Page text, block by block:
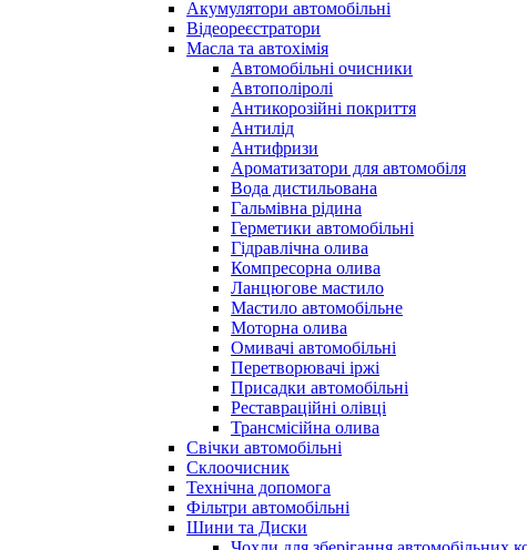
Акумулятори автомобільні
Відеореєстратори
Масла та автохімія
Автомобільні очисники
Автополіролі
Антикорозійні покриття
Антилід
Антифризи
Ароматизатори для автомобіля
Вода дистильована
Гальмівна рідина
Герметики автомобільні
Гідравлічна олива
Компресорна олива
Ланцюгове мастило
Мастило автомобільне
Моторна олива
Омивачі автомобільні
Перетворювачі іржі
Присадки автомобільні
Реставраційні олівці
Трансмісійна олива
Свічки автомобільні
Склоочисник
Технічна допомога
Фільтри автомобільні
Шини та Диски